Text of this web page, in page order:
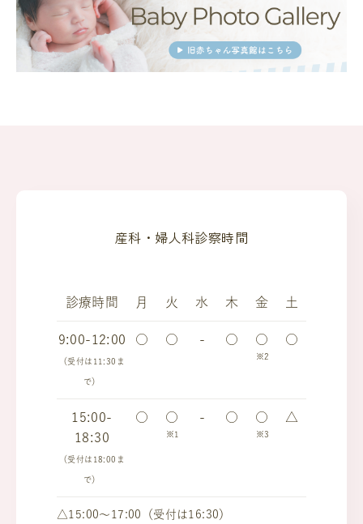
産科・婦人科診察時間
診療時間 月 火 水 木 金 土
9:00-12:00
（受付は11:30ま
で）
○ ○ - ○ ○
※2
○
15:00-
18:30
（受付は18:00ま
で）
○ ○
※1
- ○ ○
※3
△
△15:00～17:00（受付は16:30）